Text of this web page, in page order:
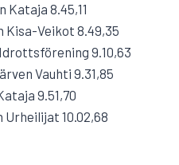
Kataja 8.45,11
Kisa-Veikot 8.49,35
9.10,63
Vauhti 9.31,85
9.51,70
Urheilijat 10.02,68